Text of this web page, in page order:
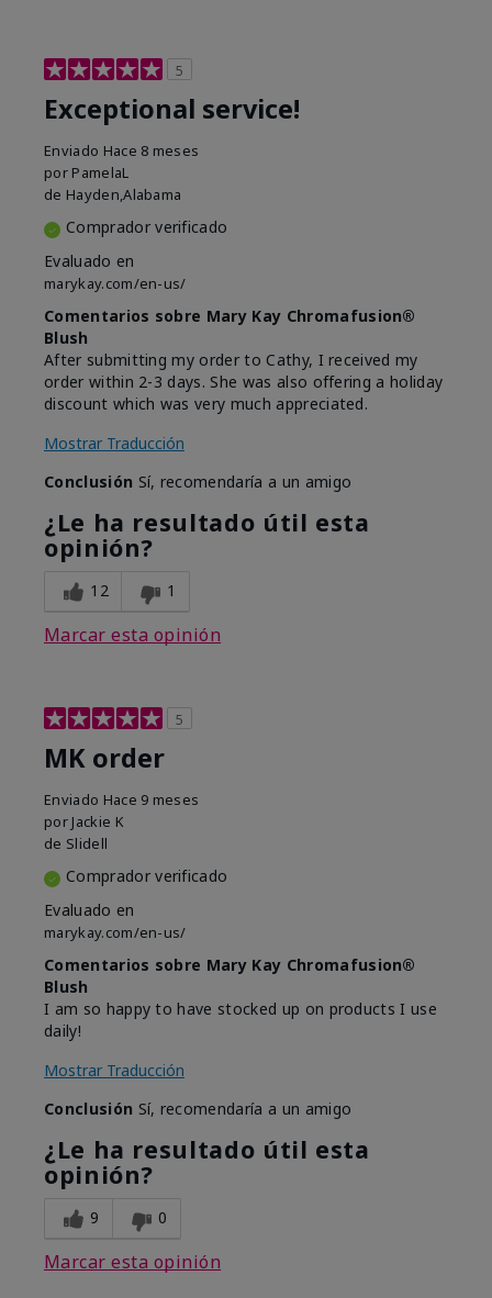
5
Exceptional service!
Enviado Hace 8 meses
por PamelaL
de Hayden,Alabama
Comprador verificado
Evaluado en
marykay.com/en-us/
Comentarios sobre Mary Kay Chromafusion®
Blush
After submitting my order to Cathy, I received my
order within 2-3 days. She was also offering a holiday
discount which was very much appreciated.
Mostrar Traducción
Conclusión Sí, recomendaría a un amigo
¿Le ha resultado útil esta
opinión?
12 1
Marcar esta opinión
5
MK order
Enviado Hace 9 meses
por Jackie K
de Slidell
Comprador verificado
Evaluado en
marykay.com/en-us/
Comentarios sobre Mary Kay Chromafusion®
Blush
I am so happy to have stocked up on products I use
daily!
Mostrar Traducción
Conclusión Sí, recomendaría a un amigo
¿Le ha resultado útil esta
opinión?
9 0
Marcar esta opinión